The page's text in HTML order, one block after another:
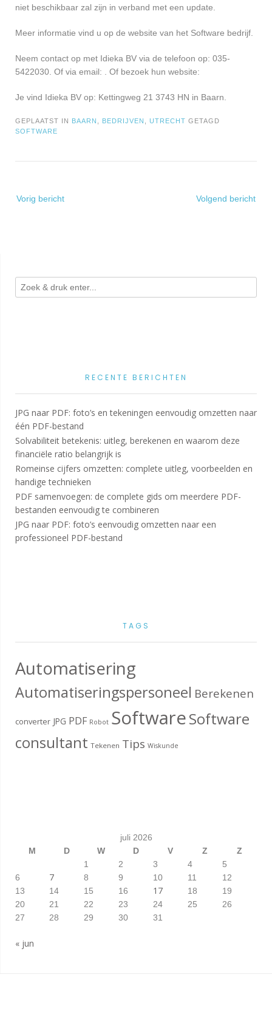
niet beschikbaar zal zijn in verband met een update.
Meer informatie vind u op de website van het Software bedrijf.
Neem contact op met Idieka BV via de telefoon op: 035-
5422030. Of via email: . Of bezoek hun website:
Je vind Idieka BV op: Kettingweg 21 3743 HN in Baarn.
GEPLAATST IN BAARN , BEDRIJVEN , UTRECHT GETAGD
SOFTWARE
navigatie
Vorig bericht Volgend bericht
RECENTE BERICHTEN
JPG naar PDF: foto’s en tekeningen eenvoudig omzetten naar
één PDF-bestand
Solvabiliteit betekenis: uitleg, berekenen en waarom deze
financiële ratio belangrijk is
Romeinse cijfers omzetten: complete uitleg, voorbeelden en
handige technieken
PDF samenvoegen: de complete gids om meerdere PDF-
bestanden eenvoudig te combineren
JPG naar PDF: foto’s eenvoudig omzetten naar een
professioneel PDF-bestand
TAGS
Automatisering
Automatiseringspersoneel Berekenen
converter JPG PDF Robot SoftwareSoftware
consultant Tekenen Tips Wiskunde
juli 2026
M
D W D V Z
Z
1
2 3 4
5
6
7 8 9 10 11
12
13
14 15 16 17 18
19
20
21 22 23 24 25
26
27
28 29 30 31
« jun